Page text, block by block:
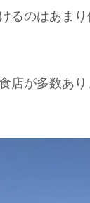
るのはあま
店が多数あ